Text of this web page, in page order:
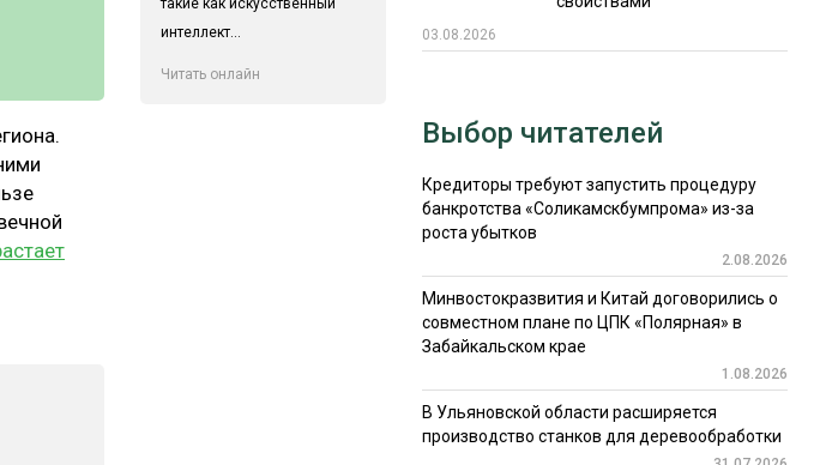
интеллект...
Читать онлайн
03.08.2026
Выбор читателей
Кредиторы требуют запустить процедуру
банкротства «Соликамскбумпрома» из-за
роста убытков
2.08.2026
Минвостокразвития и Китай договорились о
совместном плане по ЦПК «Полярная» в
Забайкальском крае
1.08.2026
В Ульяновской области расширяется
производство станков для деревообработки